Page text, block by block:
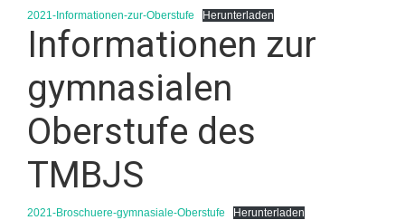
2021-Informationen-zur-Oberstufe Herunterladen
Informationen zur
gymnasialen
Oberstufe des
TMBJS
2021-Broschuere-gymnasiale-Oberstufe Herunterladen